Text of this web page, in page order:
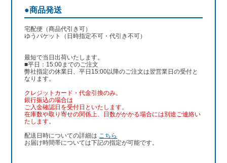
●商品発送
宅配便（商品代引き可）
ゆうパケット（日時指定不可・代引き不可）
最短で当日出荷いたします。
■平日：15:00までのご注文
弊社指定の休業日、平日15:00以降のご注文は翌営業日の受付と
なります。
クレジットカード・代金引換のみ。
銀行振込の場合は
ご入金確認日を受付日といたします。
在庫数や取り寄せの関係上、日数がかかる場合には別途ご連絡い
たします。
配送日時についての詳細は こちら
お届け時間帯については下記の指定が可能です。